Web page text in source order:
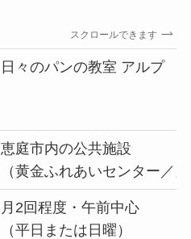
スクロールできます
日々のパンの教室 アルプ
恵庭市内の公共施設
（黄金ふれあいセンター／
月2回程度・午前中心
（平日または日曜）